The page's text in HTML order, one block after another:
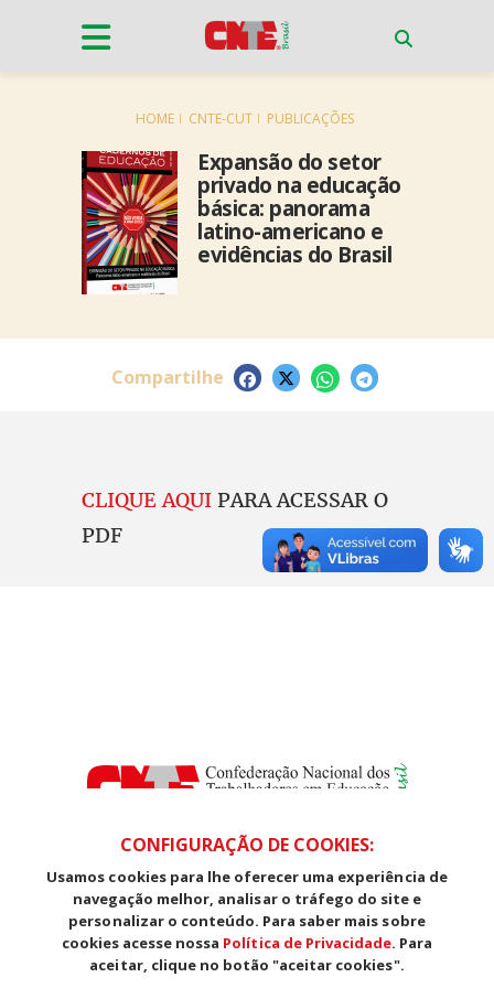
HOME CNTE-CUT PUBLICAÇÕES
Expansão do setor
privado na educação
básica: panorama
latino-americano e
evidências do Brasil
Compartilhe
CLIQUE AQUI PARA ACESSAR O
PDF
SDS, Edifício Venâncio III, Salas 101/106
CEP: 70393-902 - Brasília - DF
Telefone (61) 3225-1003 - E-mail cnte@cnte.org.br
CONFIGURAÇÃO DE COOKIES:
Usamos cookies para lhe oferecer uma experiência de
navegação melhor, analisar o tráfego do site e
personalizar o conteúdo. Para saber mais sobre
cookies acesse nossa Política de Privacidade. Para
aceitar, clique no botão "aceitar cookies".